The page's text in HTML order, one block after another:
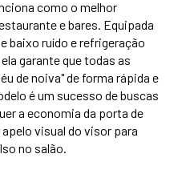
como o melhor
e bares. Equipada
baixo ruído e refrigeração
garante que todas as
de noiva" de forma rápida e
é um sucesso de buscas
a economia da porta de
visual do visor para
no salão.